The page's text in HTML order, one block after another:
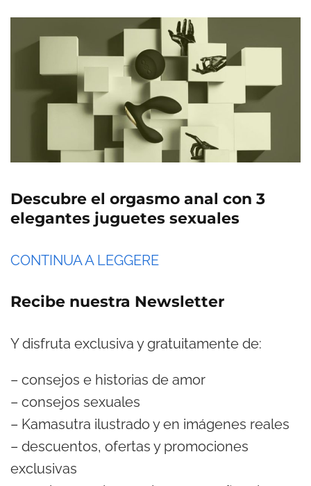
Descubre el orgasmo anal con 3
elegantes juguetes sexuales
CONTINUA A LEGGERE
Recibe nuestra Newsletter
Y disfruta exclusiva y gratuitamente de:
– consejos e historias de amor
– consejos sexuales
– Kamasutra ilustrado y en imágenes reales
– descuentos, ofertas y promociones
exclusivas